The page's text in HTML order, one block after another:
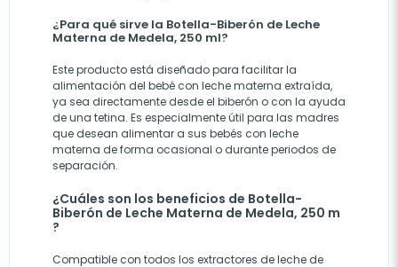
¿Para qué sirve la Botella-Biberón de Leche
Materna de Medela, 250 ml?
Este producto está diseñado para facilitar la
alimentación del bebé con leche materna extraída,
ya sea directamente desde el biberón o con la ayuda
de una tetina. Es especialmente útil para las madres
que desean alimentar a sus bebés con leche
materna de forma ocasional o durante periodos de
separación.
¿Cuáles son los beneficios de Botella-
Biberón de Leche Materna de Medela, 250 m
?
Compatible con todos los extractores de leche de